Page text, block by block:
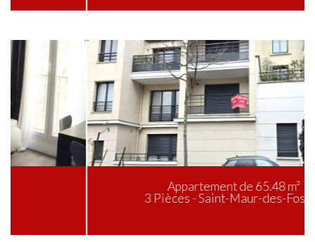
Appartement de 65.48 m²
3 Pièces - Saint-Maur-des-Fossés